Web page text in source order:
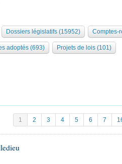
Dossiers législatifs (15952) Comptes-
adoptés (693) Projets de lois (101)
1 2 3 4 5 6 7